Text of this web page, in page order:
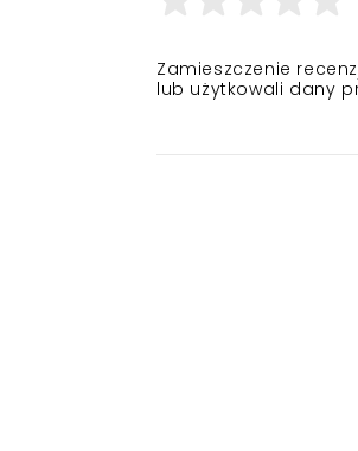
Zamieszczenie
lub użytkowali dany